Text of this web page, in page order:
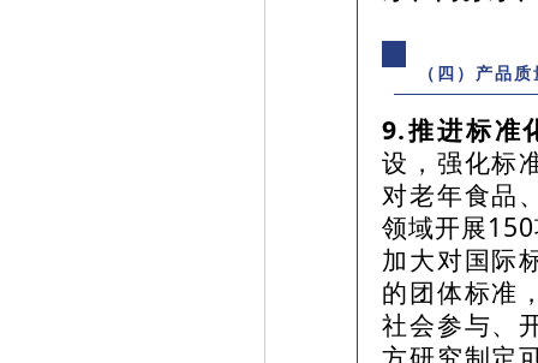
（四）产品
9.推进标准
设，强化标
对老年食品
领域开展
加大对国际
的团体标准
社会参与、